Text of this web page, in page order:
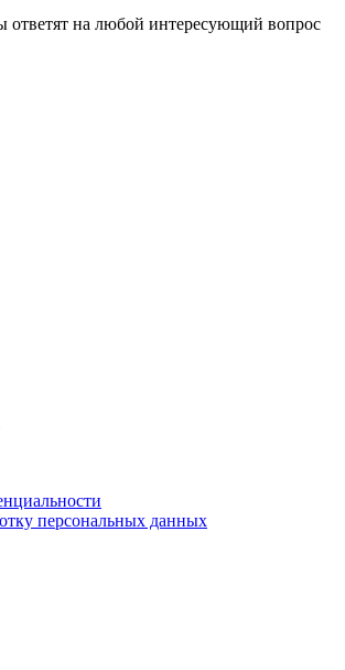
ответят на любой интересующий вопрос
персональных данных